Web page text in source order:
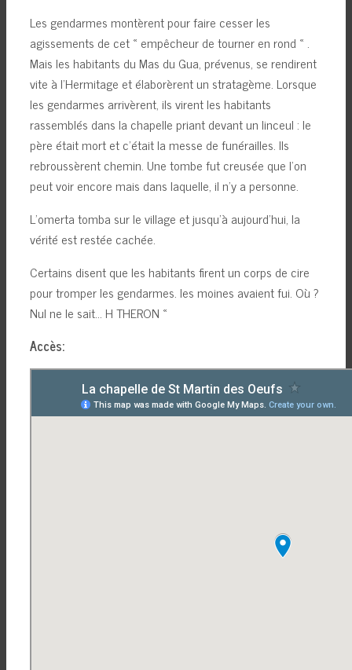
Les gendarmes montèrent pour faire cesser les
agissements de cet « empêcheur de tourner en rond « .
Mais les habitants du Mas du Gua, prévenus, se rendirent
vite à l’Hermitage et élaborèrent un stratagème. Lorsque
les gendarmes arrivèrent, ils virent les habitants
rassemblés dans la chapelle priant devant un linceul : le
père était mort et c’était la messe de funérailles. Ils
rebroussèrent chemin. Une tombe fut creusée que l’on
peut voir encore mais dans laquelle, il n’y a personne.
L’omerta tomba sur le village et jusqu’à aujourd’hui, la
vérité est restée cachée.
Certains disent que les habitants firent un corps de cire
pour tromper les gendarmes. les moines avaient fui. Où ?
Nul ne le sait… H THERON «
Accès: